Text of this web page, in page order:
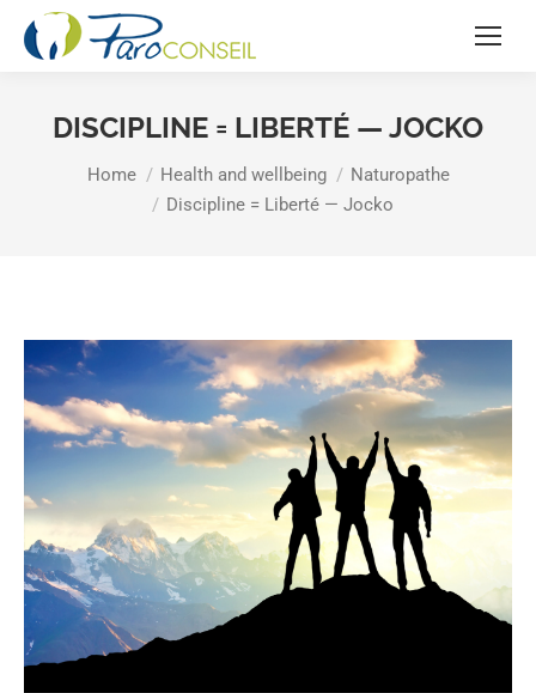
DISCIPLINE = LIBERTÉ — JOCKO
You are here:
Home Health and wellbeing
Naturopathe
Discipline = Liberté — Jocko